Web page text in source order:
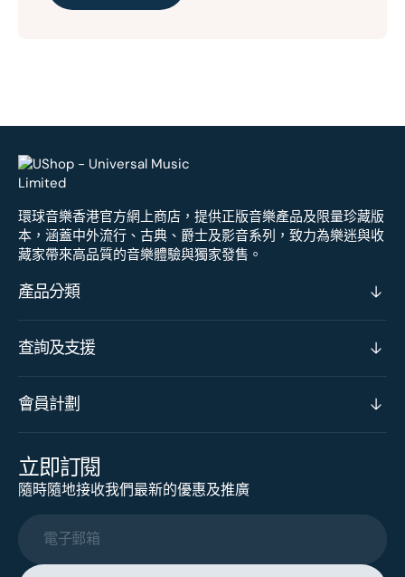
環球音樂香港官方網上商店，提供正版音樂產品及限量珍藏版
本，涵蓋中外流行、古典、爵士及影音系列，致力為樂迷與收
藏家帶來高品質的音樂體驗與獨家發售。
產品分類
查詢及支援
會員計劃
立即訂閱
隨時隨地接收我們最新的優惠及推廣
電子郵箱